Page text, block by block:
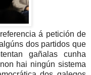
á petición de
dos partidos que
gañalas cunha
hai ningún sistema